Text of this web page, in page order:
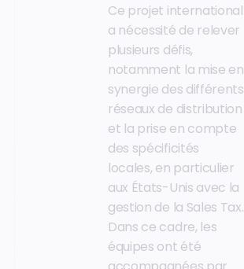
Ce projet international
a nécessité de relever
plusieurs défis,
notamment la mise en
synergie des différents
réseaux de distribution
et la prise en compte
des spécificités
locales, en particulier
aux États-Unis avec la
gestion de la Sales Tax.
Dans ce cadre, les
équipes ont été